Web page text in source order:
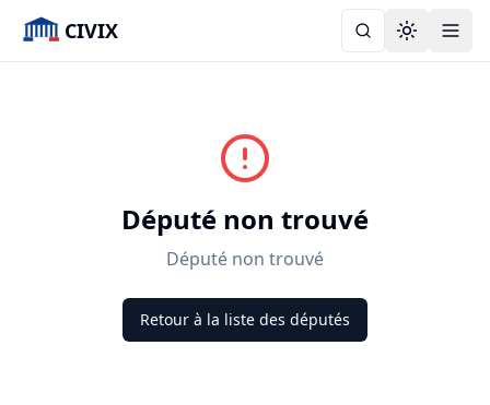
CIVIX Toggle
Député non trouvé
Député non trouvé
Retour à la liste des députés